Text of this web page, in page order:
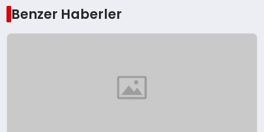
Benzer Haberler